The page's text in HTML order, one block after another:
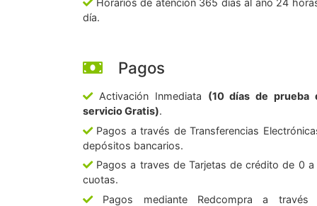
Horarios de atención 365 días al año 24
día.
Pagos
Activación Inmediata (10 días de prueba
servicio Gratis).
Pagos a través de Transferencias
depósitos bancarios.
Pagos a traves de Tarjetas de crédito de 0 a
cuotas.
Pagos mediante Redcompra a través